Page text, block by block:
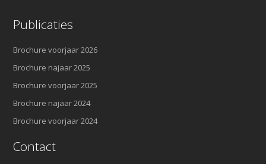
Publicaties
Brochure voorjaar 2026
Brochure najaar 2025
Brochure voorjaar 2025
Brochure najaar 2024
Brochure voorjaar 2024
Contact